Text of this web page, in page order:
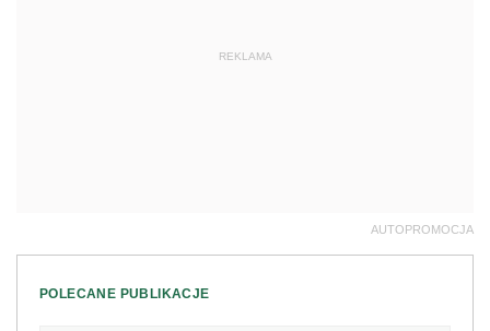
REKLAMA
AUTOPROMOCJA
POLECANE PUBLIKACJE